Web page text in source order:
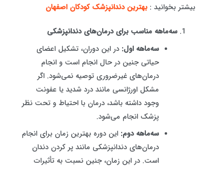
بیشتر بخوانید : بهترین دندانپزشک کودکان اصفهان
سه‌ماهه مناسب برای درمان‌های دندانپزشکی
سه‌ماهه اول: در این دوران، تشکیل اعضای
حیاتی جنین در حال انجام است و انجام
درمان‌های غیرضروری توصیه نمی‌شود. اگر
مشکل اورژانسی مانند درد شدید یا عفونت
وجود داشته باشد، درمان با احتیاط و تحت نظر
پزشک انجام می‌شود.
سه‌ماهه دوم: این دوره بهترین زمان برای انجام
درمان‌های دندانپزشکی مانند پر کردن دندان
است. در این زمان، جنین نسبت به تأثیرات